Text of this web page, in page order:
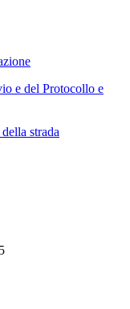
e del Protocollo e
strada